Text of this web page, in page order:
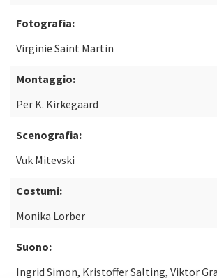
Fotografia:
Virginie Saint Martin
Montaggio:
Per K. Kirkegaard
Scenografia:
Vuk Mitevski
Costumi:
Monika Lorber
Suono:
Ingrid Simon, Kristoffer Salting, Viktor